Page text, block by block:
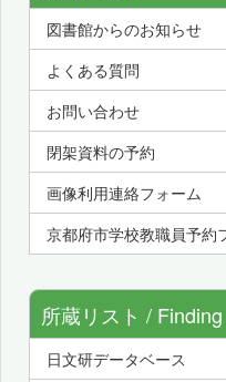
図書館からのお知らせ
よくある質問
お問い合わせ
閉架資料の予約
画像利用連絡フォーム
京都府市学校教職員予約
所蔵リスト /
日文研データベース